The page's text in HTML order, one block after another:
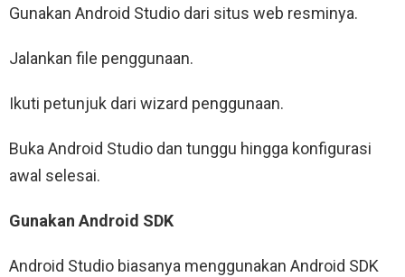
Gunakan Android Studio dari situs web resminya.
Jalankan file penggunaan.
Ikuti petunjuk dari wizard penggunaan.
Buka Android Studio dan tunggu hingga konfigurasi
awal selesai.
Gunakan Android SDK
Android Studio biasanya menggunakan Android SDK